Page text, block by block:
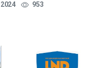
953